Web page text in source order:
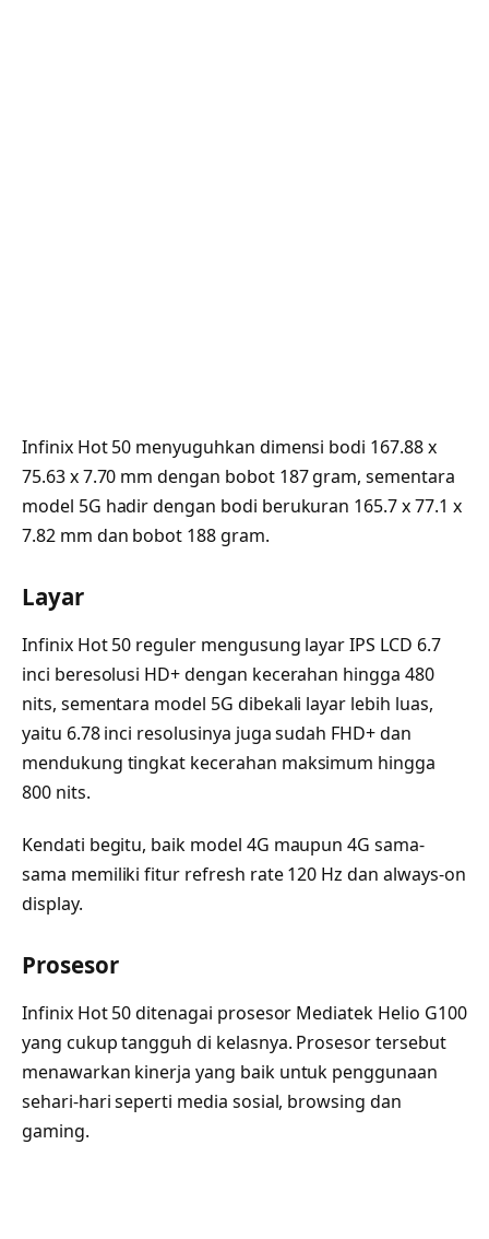
Infinix Hot 50 menyuguhkan dimensi bodi 167.88 x
75.63 x 7.70 mm dengan bobot 187 gram, sementara
model 5G hadir dengan bodi berukuran 165.7 x 77.1 x
7.82 mm dan bobot 188 gram.
Layar
Infinix Hot 50 reguler mengusung layar IPS LCD 6.7
inci beresolusi HD+ dengan kecerahan hingga 480
nits, sementara model 5G dibekali layar lebih luas,
yaitu 6.78 inci resolusinya juga sudah FHD+ dan
mendukung tingkat kecerahan maksimum hingga
800 nits.
Kendati begitu, baik model 4G maupun 4G sama-
sama memiliki fitur refresh rate 120 Hz dan always-on
display.
Prosesor
Infinix Hot 50 ditenagai prosesor Mediatek Helio G100
yang cukup tangguh di kelasnya. Prosesor tersebut
menawarkan kinerja yang baik untuk penggunaan
sehari-hari seperti media sosial, browsing dan
gaming.